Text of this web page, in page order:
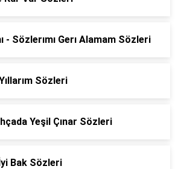
- Sözlerımı Gerı Alamam Sözleri
Sözleri
Yeşil Çınar Sözleri
Bak Sözleri